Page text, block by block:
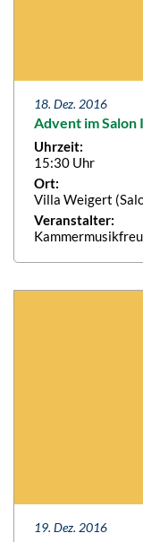
18. Dez. 2016
Advent im Salon
Uhrzeit:
15:30 Uhr
Ort:
Villa Weigert
Veranstalter:
19. Dez. 2016